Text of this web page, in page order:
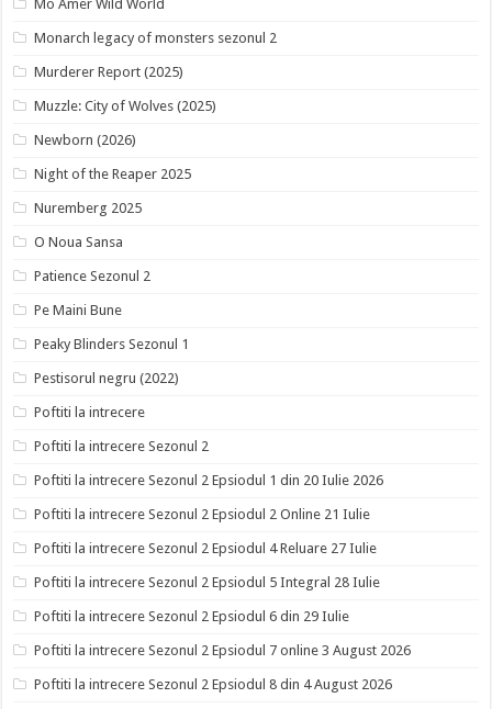
Mo Amer Wild World
Monarch legacy of monsters sezonul 2
Murderer Report (2025)
Muzzle: City of Wolves (2025)
Newborn (2026)
Night of the Reaper 2025
Nuremberg 2025
O Noua Sansa
Patience Sezonul 2
Pe Maini Bune
Peaky Blinders Sezonul 1
Pestisorul negru (2022)
Poftiti la intrecere
Poftiti la intrecere Sezonul 2
Poftiti la intrecere Sezonul 2 Epsiodul 1 din 20 Iulie 2026
Poftiti la intrecere Sezonul 2 Epsiodul 2 Online 21 Iulie
Poftiti la intrecere Sezonul 2 Epsiodul 4 Reluare 27 Iulie
Poftiti la intrecere Sezonul 2 Epsiodul 5 Integral 28 Iulie
Poftiti la intrecere Sezonul 2 Epsiodul 6 din 29 Iulie
Poftiti la intrecere Sezonul 2 Epsiodul 7 online 3 August 2026
Poftiti la intrecere Sezonul 2 Epsiodul 8 din 4 August 2026